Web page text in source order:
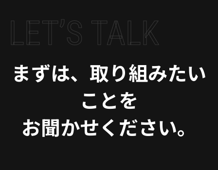
LET’S TALK
まずは、取り組みたい
ことを
お聞かせください。